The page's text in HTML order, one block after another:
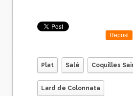
Repost
Plat Salé Coquilles
Lard de Colonnata